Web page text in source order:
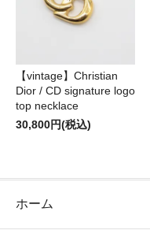
【vintage】Christian
Dior / CD signature logo
top necklace
30,800円(税込)
ホーム